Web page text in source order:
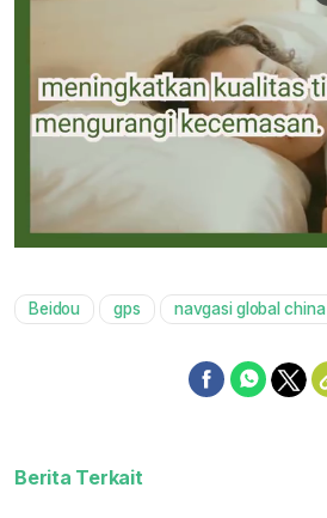
Beidou gps navgasi global china
Berita Terkait